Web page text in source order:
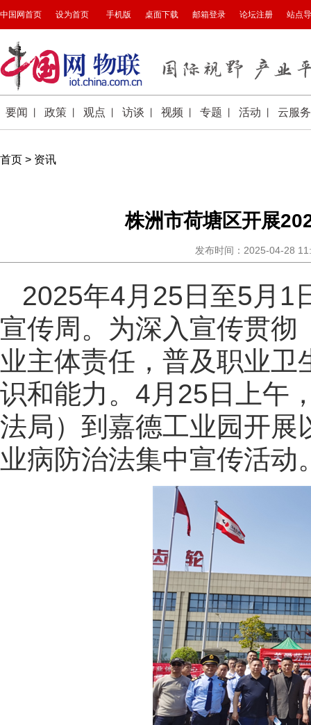
首页 > 资讯
株洲市荷塘区开展
发布时间：2025-04-28
2025年4月25日至5月1
宣传周。为深入宣传贯彻
业主体责任，普及职业
识和能力。4月25日上午
法局）到嘉德工业园开展
业病防治法集中宣传活动